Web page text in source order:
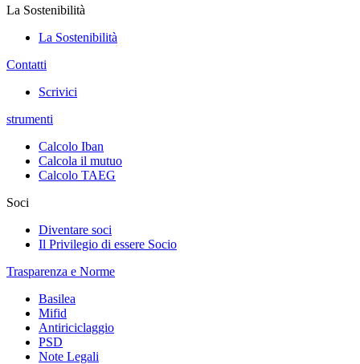
La Sostenibilità
La Sostenibilità
Contatti
Scrivici
strumenti
Calcolo Iban
Calcola il mutuo
Calcolo TAEG
Soci
Diventare soci
Il Privilegio di essere Socio
Trasparenza e Norme
Basilea
Mifid
Antiriciclaggio
PSD
Note Legali